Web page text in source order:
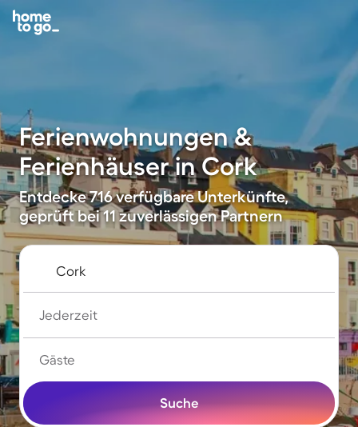
Ferienwohnungen &
Ferienhäuser in Cork
Entdecke 716 verfügbare Unterkünfte,
geprüft bei 11 zuverlässigen Partnern
Jederzeit
Gäste
Suche